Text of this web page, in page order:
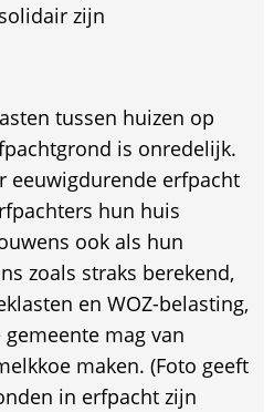
zijn
tussen huizen op
is onredelijk.
eeuwigdurende erfpacht
hun huis
ook als hun
zoals straks berekend,
en WOZ-belasting,
mag van
maken. (Foto geeft
in erfpacht zijn